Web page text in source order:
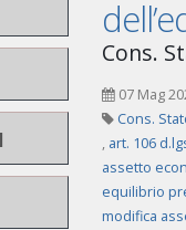
Cons.
07 Mag
Cons.
, art. 106
assetto
equilibrio
modifica